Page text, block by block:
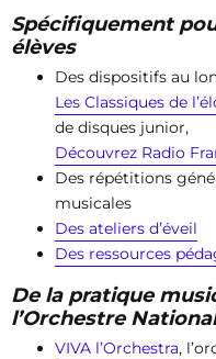
Spécifiquement
élèves
Des dispositifs au
Les Classiques de
de disques junior,
Découvrez Radio
Des répétitions
musicales
Des ateliers d’éveil
Des ressources
De la pratique
l’Orchestre
VIVA l’Orchestra,